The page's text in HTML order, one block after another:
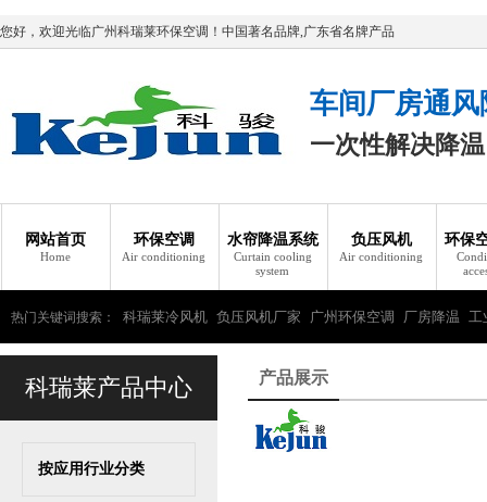
您好，欢迎光临广州科瑞莱环保空调！中国著名品牌,广东省名牌产品
车间厂房通
一次性解决降
网站首页
Home
环保空调
Air conditioning
水帘降温系统
Curtain cooling
system
负压风机
Air conditioning
环保
热门关键词搜索： 科瑞莱冷风机 负压风机厂家 广州环保空调 厂房降温 工
科瑞莱产品中心
按应用行业分类
产品展示